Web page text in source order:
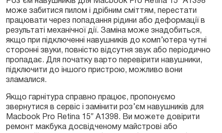
Замовити
може забитися пилом і дрібним сміттям, перестати
працювати через попадання рідини або деформації в
результаті механічної дії. Заміна може знадобиться,
якщо при підключенні навушників до комп’ютера чутні
сторонні звуки, повністю відсутня звук або періодично
пропадає. Для початку варто перевірити навушники,
підключити до іншого пристрою, можливо вони
зламалися.
Якщо гарнітура справно працює, пропонуємо
звернутися в сервіс і замінити роз’єм навушників для
Macbook Pro Retina 15″ A1398. Ви можете довірити
ремонт макбука досвідченому майстрові або